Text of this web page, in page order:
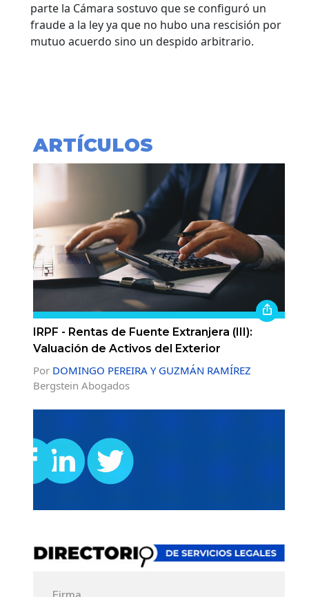
parte la Cámara sostuvo que se configuró un
fraude a la ley ya que no hubo una rescisión por
mutuo acuerdo sino un despido arbitrario.
ARTÍCULOS
IRPF - Rentas de Fuente Extranjera (III):
Valuación de Activos del Exterior
Por DOMINGO PEREIRA Y GUZMÁN RAMÍREZ
Bergstein Abogados